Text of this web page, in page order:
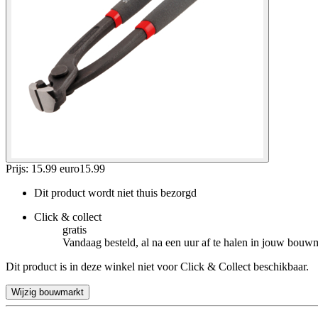
Prijs: 15.99 euro15.99
Dit product wordt niet thuis bezorgd
Click & collect
gratis
Vandaag besteld, al na een uur af te halen in jouw
Dit product is in deze winkel niet voor Click & Collect beschikbaar.
Wijzig bouwmarkt